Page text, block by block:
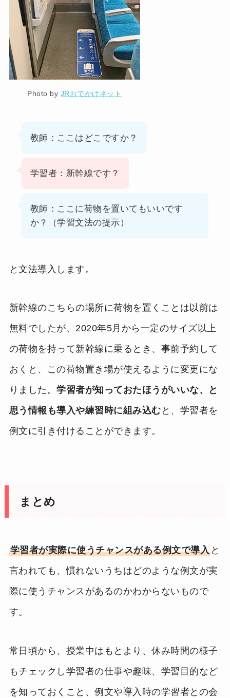
Photo by JRおでかけネット
教師：ここはどこですか？
学習者：新幹線です？
教師：ここに荷物を置いてもいいです
か？（学習文法の提示）
と文法導入します。
新幹線のこちらの場所に荷物を置くことは以前は
無料でしたが、2020年5月から一定のサイズ以上
の荷物を持って新幹線に乗るとき、事前予約して
おくと、この荷物置き場が使えるように変更にな
りました。学習者が知っておたほうがいいな、と
思う情報も導入や練習時に組み込む と、学習者を
例文に引き付けることができます。
まとめ
学習者が実際に使うチャンスがある例文で導入 と
言われても、慣れないうちはどのような例文が実
際に使うチャンスがあるのかわからないもので
す。
常日頃から、授業中はもとより、休み時間の様子
もチェックし学習者の仕事や趣味、学習目的など
を知っておくこと、例文や導入時の学習者との会